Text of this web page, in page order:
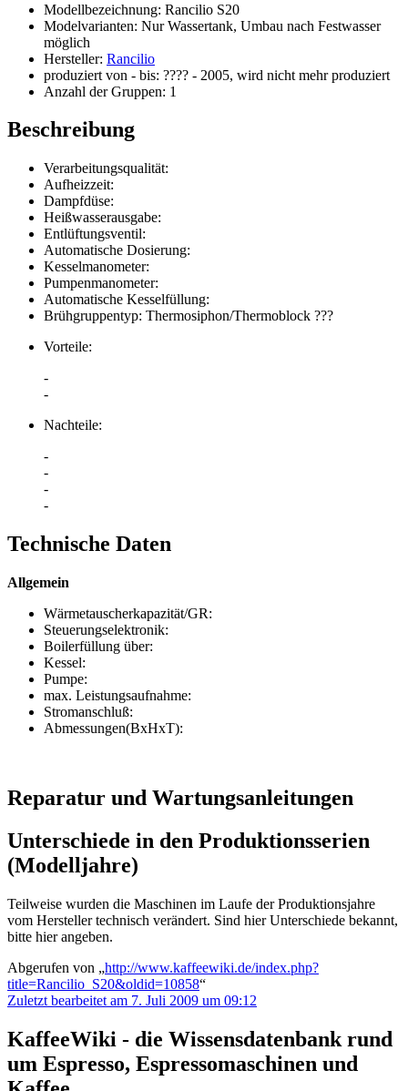
Modellbezeichnung: Rancilio S20
Modelvarianten: Nur Wassertank, Umbau nach Festwasser
möglich
Hersteller: Rancilio
produziert von - bis: ???? - 2005, wird nicht mehr produziert
Anzahl der Gruppen: 1
Beschreibung
Verarbeitungsqualität:
Aufheizzeit:
Dampfdüse:
Heißwasserausgabe:
Entlüftungsventil:
Automatische Dosierung:
Kesselmanometer:
Pumpenmanometer:
Automatische Kesselfüllung:
Brühgruppentyp: Thermosiphon/Thermoblock ???
Vorteile:
-
-
Nachteile:
-
-
-
-
Technische Daten
Allgemein
Wärmetauscherkapazität/GR:
Steuerungselektronik:
Boilerfüllung über:
Kessel:
Pumpe:
max. Leistungsaufnahme:
Stromanschluß:
Abmessungen(BxHxT):
Reparatur und Wartungsanleitungen
Unterschiede in den Produktionsserien
(Modelljahre)
Teilweise wurden die Maschinen im Laufe der Produktionsjahre
vom Hersteller technisch verändert. Sind hier Unterschiede bekannt,
bitte hier angeben.
Abgerufen von „http://www.kaffeewiki.de/index.php?
title=Rancilio_S20&oldid=10858“
Zuletzt bearbeitet am 7. Juli 2009 um 09:12
KaffeeWiki - die Wissensdatenbank rund
um Espresso, Espressomaschinen und